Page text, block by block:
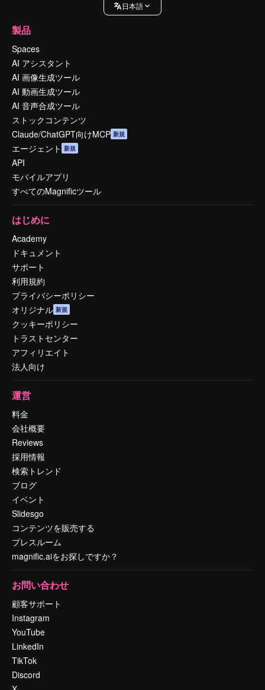
日本語
製品
Spaces
AI アシスタント
AI 画像生成ツール
AI 動画生成ツール
AI 音声合成ツール
ストックコンテンツ
Claude/ChatGPT向けMCP 新規
エージェント 新規
API
モバイルアプリ
すべてのMagnificツール
はじめに
Academy
ドキュメント
サポート
利用規約
プライバシーポリシー
オリジナル 新規
クッキーポリシー
トラストセンター
アフィリエイト
法人向け
運営
料金
会社概要
Reviews
採用情報
検索トレンド
ブログ
イベント
Slidesgo
コンテンツを販売する
プレスルーム
magnific.aiをお探しですか？
お問い合わせ
顧客サポート
Instagram
YouTube
LinkedIn
TikTok
Discord